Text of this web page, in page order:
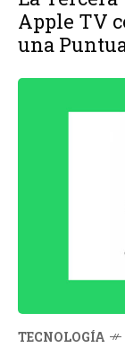
Apple TV
una
TECNOLOGÍA